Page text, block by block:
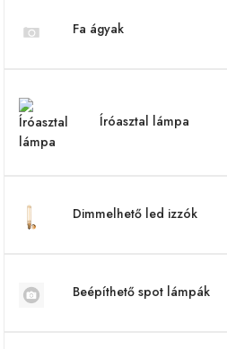
Fa ágyak
Íróasztal lámpa
Dimmelhető led izzók
Beépíthető spot lámpák